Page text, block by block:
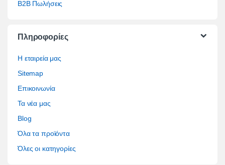
B2B Πωλήσεις
Πληροφορίες
Η εταιρεία μας
Sitemap
Επικοινωνία
Τα νέα μας
Blog
Όλα τα προϊόντα
Όλες οι κατηγορίες